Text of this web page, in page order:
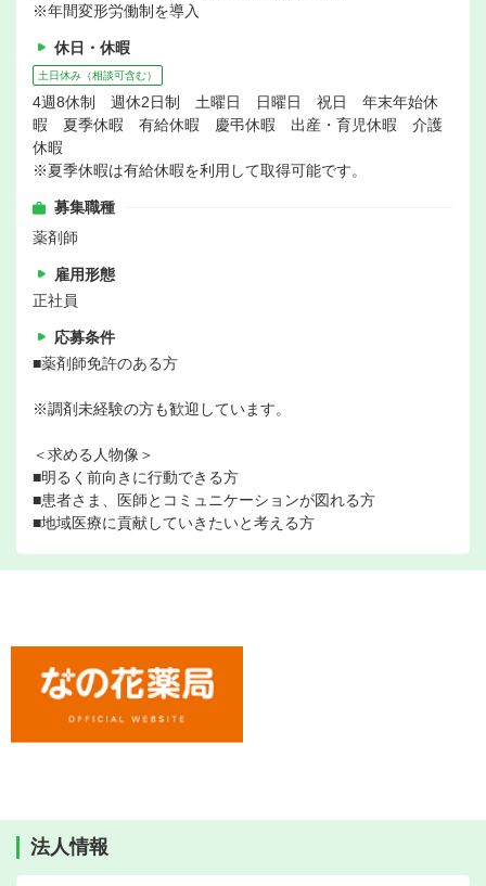
※年間変形労働制を導入
休日・休暇
土日休み（相談可含む）
4週8休制 週休2日制 土曜日 日曜日 祝日 年末年始休
暇 夏季休暇 有給休暇 慶弔休暇 出産・育児休暇 介護
休暇
※夏季休暇は有給休暇を利用して取得可能です。
募集職種
薬剤師
雇用形態
正社員
応募条件
■薬剤師免許のある方
※調剤未経験の方も歓迎しています。
＜求める人物像＞
■明るく前向きに行動できる方
■患者さま、医師とコミュニケーションが図れる方
■地域医療に貢献していきたいと考える方
法人情報